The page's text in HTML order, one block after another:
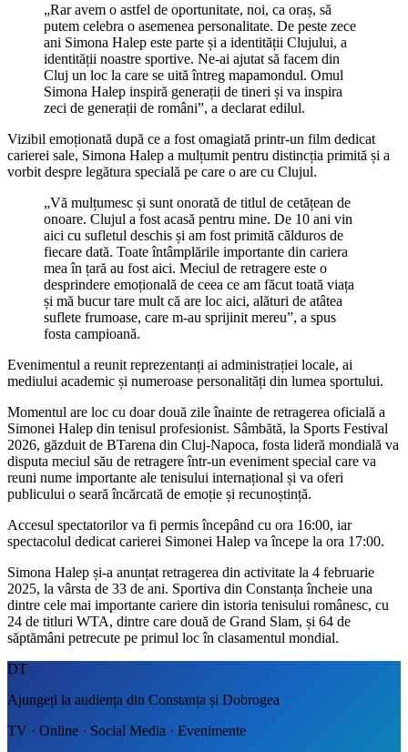
„Rar avem o astfel de oportunitate, noi, ca oraș, să
putem celebra o asemenea personalitate. De peste zece
ani Simona Halep este parte și a identității Clujului, a
identității noastre sportive. Ne-ai ajutat să facem din
Cluj un loc la care se uită întreg mapamondul. Omul
Simona Halep inspiră generații de tineri și va inspira
zeci de generații de români”, a declarat edilul.
Vizibil emoționată după ce a fost omagiată printr-un film dedicat
carierei sale, Simona Halep a mulțumit pentru distincția primită și a
vorbit despre legătura specială pe care o are cu Clujul.
„Vă mulțumesc și sunt onorată de titlul de cetățean de
onoare. Clujul a fost acasă pentru mine. De 10 ani vin
aici cu sufletul deschis și am fost primită călduros de
fiecare dată. Toate întâmplările importante din cariera
mea în țară au fost aici. Meciul de retragere este o
desprindere emoțională de ceea ce am făcut toată viața
și mă bucur tare mult că are loc aici, alături de atâtea
suflete frumoase, care m-au sprijinit mereu”, a spus
fosta campioană.
Evenimentul a reunit reprezentanți ai administrației locale, ai
mediului academic și numeroase personalități din lumea sportului.
Momentul are loc cu doar două zile înainte de retragerea oficială a
Simonei Halep din tenisul profesionist. Sâmbătă, la Sports Festival
2026, găzduit de BTarena din Cluj-Napoca, fosta lideră mondială va
disputa meciul său de retragere într-un eveniment special care va
reuni nume importante ale tenisului internațional și va oferi
publicului o seară încărcată de emoție și recunoștință.
Accesul spectatorilor va fi permis începând cu ora 16:00, iar
spectacolul dedicat carierei Simonei Halep va începe la ora 17:00.
Simona Halep și-a anunțat retragerea din activitate la 4 februarie
2025, la vârsta de 33 de ani. Sportiva din Constanța încheie una
dintre cele mai importante cariere din istoria tenisului românesc, cu
24 de titluri WTA, dintre care două de Grand Slam, și 64 de
săptămâni petrecute pe primul loc în clasamentul mondial.
DT
Ajungeți la audiența din Constanța și Dobrogea
TV · Online · Social Media · Evenimente